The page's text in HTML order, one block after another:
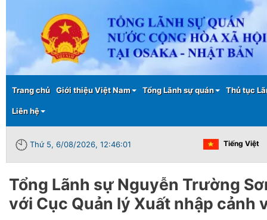
Main menu
Trang chủ Giới thiệu Việt Nam Tổng Lãnh sự quán Thủ tục
Liên hệ
Thứ 5, 6/08/2026, 12:46:01 Tiếng Việt
Tổng Lãnh sự Nguyễn Trường
với Cục Quản lý Xuất nhập cảnh